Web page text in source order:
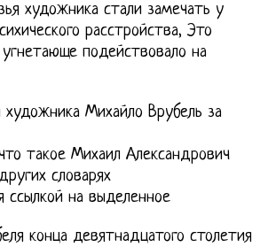
художника стали замечать у
расстройства, Это
угнетающе подействовало на
художника Михайло Врубель за
такое Михаил Александрович
словарях
ссылкой на выделенное
конца девятнадцатого столетия